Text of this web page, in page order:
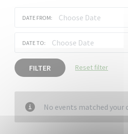
DATE FROM:
DATE TO:
FILTER Reset filter
No events matched your